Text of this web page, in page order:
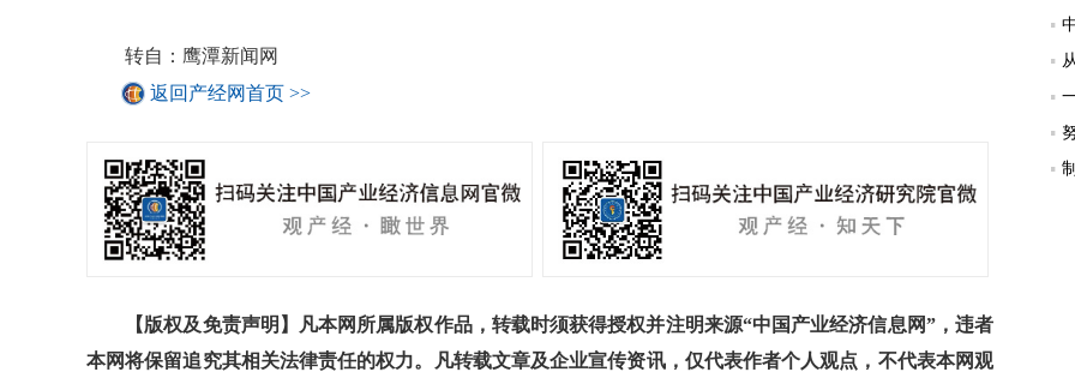
转自：鹰潭新闻网
返回产经网首页 >>
【版权及免责声明】凡本网所属版权作品，转载时须获得授权并注明来源“中国产业经济信息网”，违者
本网将保留追究其相关法律责任的权力。凡转载文章及企业宣传资讯，仅代表作者个人观点，不代表本网观